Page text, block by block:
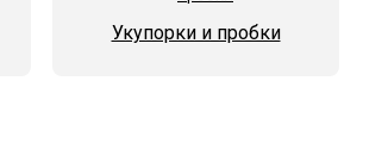
Укупорки и пробки